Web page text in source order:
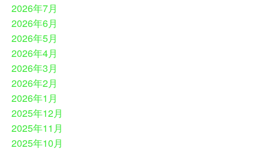
2026年7月
2026年6月
2026年5月
2026年4月
2026年3月
2026年2月
2026年1月
2025年12月
2025年11月
2025年10月